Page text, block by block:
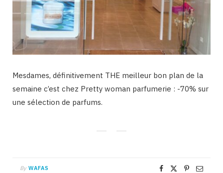
Mesdames, définitivement THE meilleur bon plan de la
semaine c’est chez Pretty woman parfumerie : -70% sur
une sélection de parfums.
By WAFAS